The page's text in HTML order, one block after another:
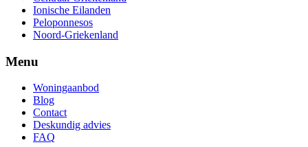
Ionische Eilanden
Peloponnesos
Noord-Griekenland
Menu
Woningaanbod
Blog
Contact
Deskundig advies
FAQ